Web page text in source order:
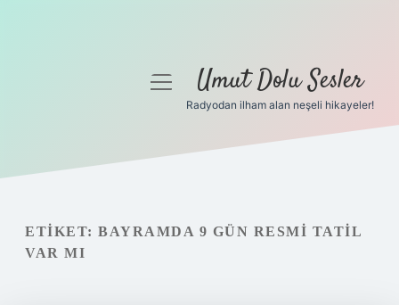
Gizlilik Politikası
Hakkımızda
menüyüUmut Dolu Sesler
Radyodan ilham alan neşeli hikayeler!
ETIKET: BAYRAMDA 9 GÜN RESMI TATIL
VAR MI